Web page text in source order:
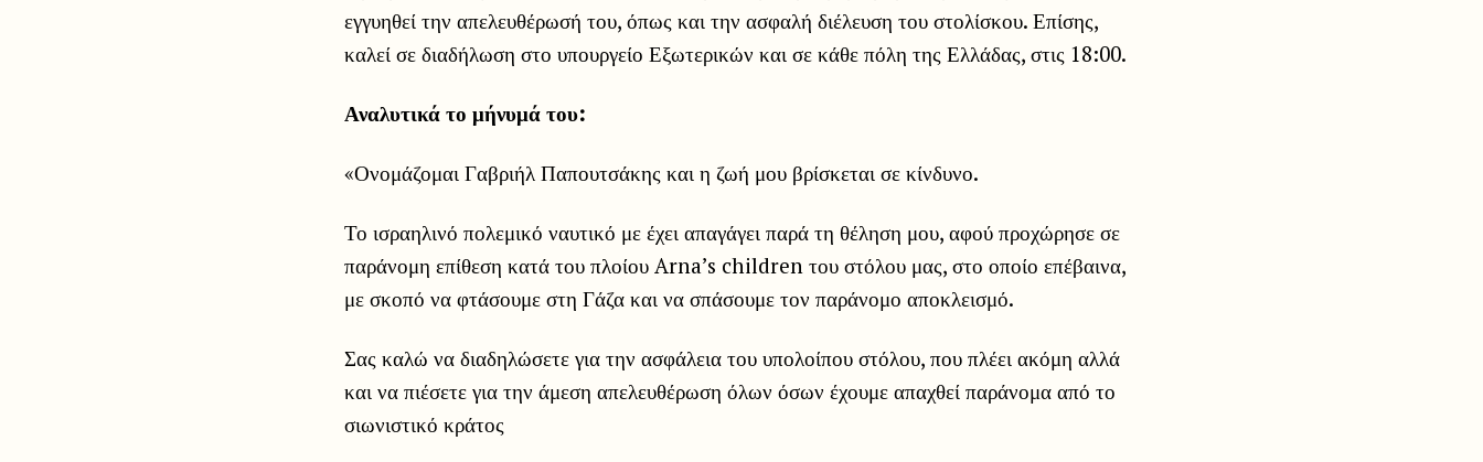
εγγυηθεί την απελευθέρωσή του, όπως και την ασφαλή διέλευση του στολίσκου. Επίσης,
καλεί σε διαδήλωση στο υπουργείο Εξωτερικών και σε κάθε πόλη της Ελλάδας, στις 18:00.
Αναλυτικά το μήνυμά του:
«Ονομάζομαι Γαβριήλ Παπουτσάκης και η ζωή μου βρίσκεται σε κίνδυνο.
Το ισραηλινό πολεμικό ναυτικό με έχει απαγάγει παρά τη θέληση μου, αφού προχώρησε σε
παράνομη επίθεση κατά του πλοίου Arna’s children του στόλου μας, στο οποίο επέβαινα,
με σκοπό να φτάσουμε στη Γάζα και να σπάσουμε τον παράνομο αποκλεισμό.
Σας καλώ να διαδηλώσετε για την ασφάλεια του υπολοίπου στόλου, που πλέει ακόμη αλλά
και να πιέσετε για την άμεση απελευθέρωση όλων όσων έχουμε απαχθεί παράνομα από το
σιωνιστικό κράτος